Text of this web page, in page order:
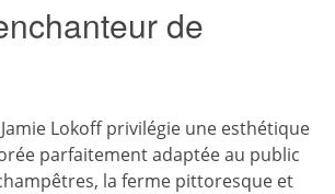
de
Lokoff privilégie une esthétique
parfaitement adaptée au public
la ferme pittoresque et